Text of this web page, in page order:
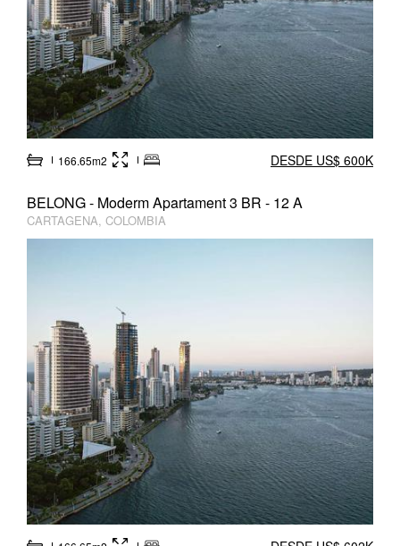
166.65m2 DESDE US$ 600K
BELONG - Moderm Apartament 3 BR - 12 A
CARTAGENA, COLOMBIA